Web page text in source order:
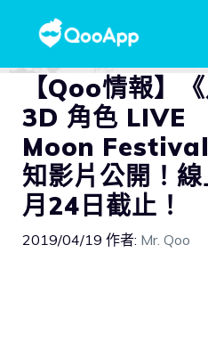
【Qoo情報】
3D 角色 LIVE
Moon Festival
知影片公開！
月24日截止！
2019/04/19 作者: Mr. Qoo